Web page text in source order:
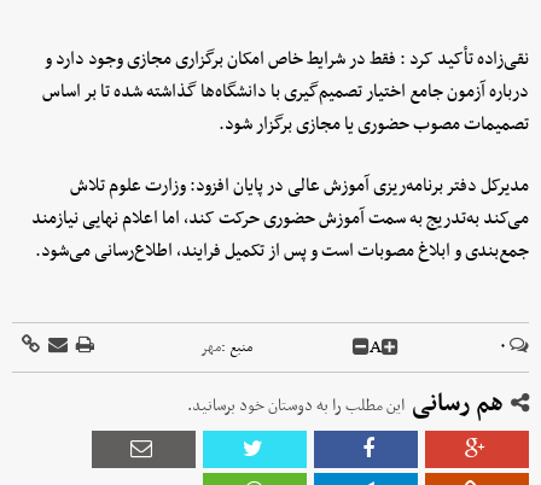
نقی‌زاده تأکید کرد : فقط در شرایط خاص امکان برگزاری مجازی وجود دارد و
درباره آزمون جامع اختیار تصمیم‌گیری با دانشگاه‌ها گذاشته شده تا بر اساس
تصمیمات مصوب حضوری یا مجازی برگزار شود.
مدیرکل دفتر برنامه‌ریزی آموزش عالی در پایان افزود: وزارت علوم تلاش
می‌کند به‌تدریج به سمت آموزش حضوری حرکت کند، اما اعلام نهایی نیازمند
جمع‌بندی و ابلاغ مصوبات است و پس از تکمیل فرایند، اطلاع‌رسانی می‌شود.
۰ A منبع :مهر
هم رسانی این مطلب را به دوستان خود برسانید.